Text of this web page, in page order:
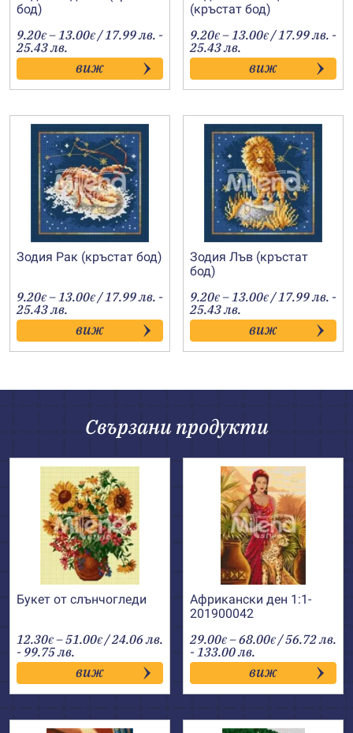
бод)
9.20€ –13.00€Price
range:
9.20€
through
13.00€
/ 17.99 лв. -
25.43 лв.
виж
(кръстат бод)
9.20€ –13.00€Price
range:
9.20€
through
13.00€
/ 17.99 лв. -
25.43 лв.
виж
Зодия Рак (кръстат бод)
9.20€ –13.00€Price
range:
9.20€
through
13.00€
/ 17.99 лв. -
25.43 лв.
виж
Зодия Лъв (кръстат
бод)
9.20€ –13.00€Price
range:
9.20€
through
13.00€
/ 17.99 лв. -
25.43 лв.
виж
Свързани продукти
Букет от слънчогледи
12.30€ –51.00€Price
range:
12.30€
through
51.00€
/ 24.06 лв.
- 99.75 лв.
виж
Африкански ден 1:1-
201900042
29.00€ –68.00€Price
range:
29.00€
through
68.00€
/ 56.72 лв.
- 133.00 лв.
виж